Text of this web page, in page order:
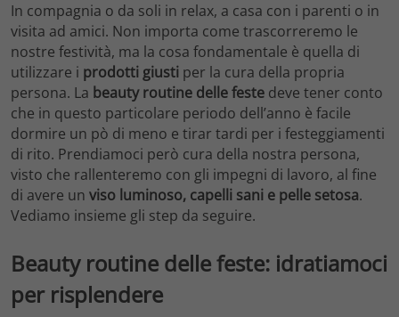
In compagnia o da soli in relax, a casa con i parenti o in
visita ad amici. Non importa come trascorreremo le
nostre festività, ma la cosa fondamentale è quella di
utilizzare i prodotti giusti per la cura della propria
persona. La beauty routine delle feste deve tener conto
che in questo particolare periodo dell’anno è facile
dormire un pò di meno e tirar tardi per i festeggiamenti
di rito. Prendiamoci però cura della nostra persona,
visto che rallenteremo con gli impegni di lavoro, al fine
di avere un viso luminoso, capelli sani e pelle setosa.
Vediamo insieme gli step da seguire.
Beauty routine delle feste: idratiamoci
per risplendere